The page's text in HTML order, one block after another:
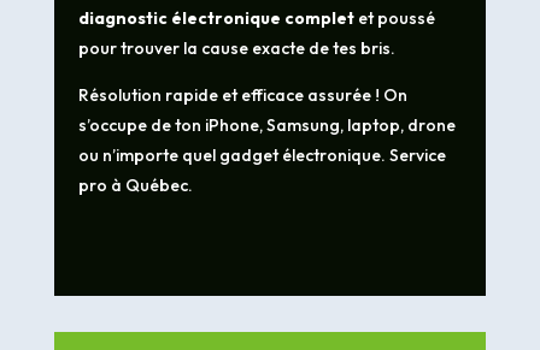
diagnostic électronique completet poussé
pour trouver la cause exacte de tes bris.
Résolution rapide et efficace assurée ! On
s’occupe de ton iPhone, Samsung, laptop, drone
ou n’importe quel gadget électronique. Service
pro à Québec.